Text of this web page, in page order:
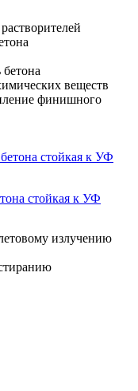
веществ
финишного
стойкая к УФ
излучению